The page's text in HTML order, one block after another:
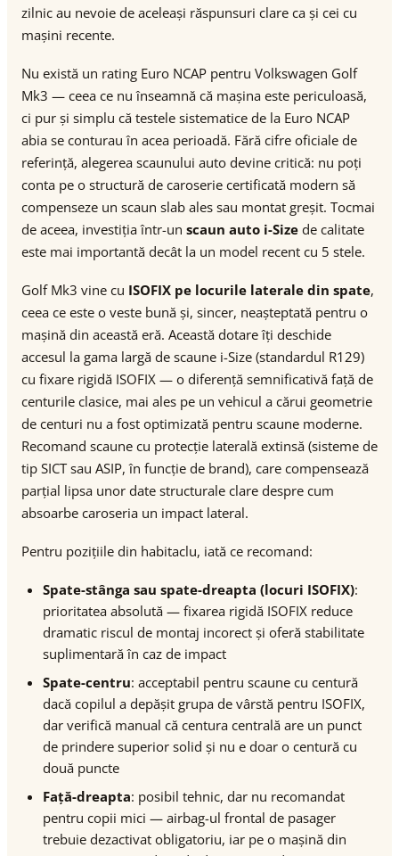
zilnic au nevoie de aceleași răspunsuri clare ca și cei cu
mașini recente.
Nu există un rating Euro NCAP pentru Volkswagen Golf
Mk3 — ceea ce nu înseamnă că mașina este periculoasă,
ci pur și simplu că testele sistematice de la Euro NCAP
abia se conturau în acea perioadă. Fără cifre oficiale de
referință, alegerea scaunului auto devine critică: nu poți
conta pe o structură de caroserie certificată modern să
compenseze un scaun slab ales sau montat greșit. Tocmai
de aceea, investiția într-un scaun auto i-Size de calitate
este mai importantă decât la un model recent cu 5 stele.
Golf Mk3 vine cu ISOFIX pe locurile laterale din spate,
ceea ce este o veste bună și, sincer, neașteptată pentru o
mașină din această eră. Această dotare îți deschide
accesul la gama largă de scaune i-Size (standardul R129)
cu fixare rigidă ISOFIX — o diferență semnificativă față de
centurile clasice, mai ales pe un vehicul a cărui geometrie
de centuri nu a fost optimizată pentru scaune moderne.
Recomand scaune cu protecție laterală extinsă (sisteme de
tip SICT sau ASIP, în funcție de brand), care compensează
parțial lipsa unor date structurale clare despre cum
absoarbe caroseria un impact lateral.
Pentru pozițiile din habitaclu, iată ce recomand:
Spate-stânga sau spate-dreapta (locuri ISOFIX):
prioritatea absolută — fixarea rigidă ISOFIX reduce
dramatic riscul de montaj incorect și oferă stabilitate
suplimentară în caz de impact
Spate-centru: acceptabil pentru scaune cu centură
dacă copilul a depășit grupa de vârstă pentru ISOFIX,
dar verifică manual că centura centrală are un punct
de prindere superior solid și nu e doar o centură cu
două puncte
Față-dreapta: posibil tehnic, dar nu recomandat
pentru copii mici — airbag-ul frontal de pasager
trebuie dezactivat obligatoriu, iar pe o mașină din